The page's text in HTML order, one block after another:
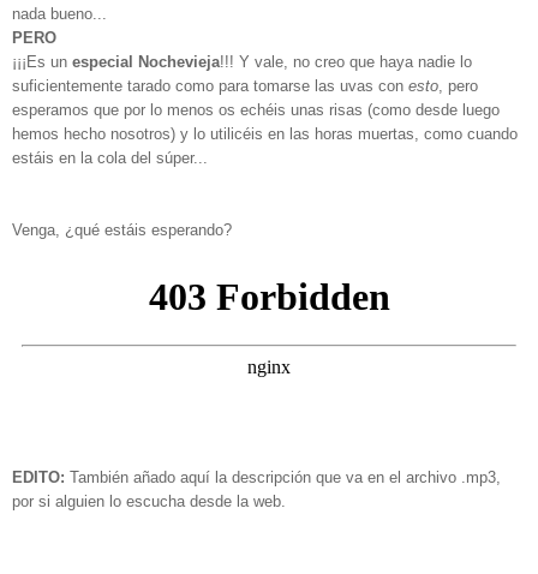
nada bueno...
PERO
¡¡¡Es un especial Nochevieja!!! Y vale, no creo que haya nadie lo
suficientemente tarado como para tomarse las uvas con esto , pero
esperamos que por lo menos os echéis unas risas (como desde luego
hemos hecho nosotros) y lo utilicéis en las horas muertas, como cuando
estáis en la cola del súper...
Venga, ¿qué estáis esperando?
EDITO: También añado aquí la descripción que va en el archivo .mp3,
por si alguien lo escucha desde la web.